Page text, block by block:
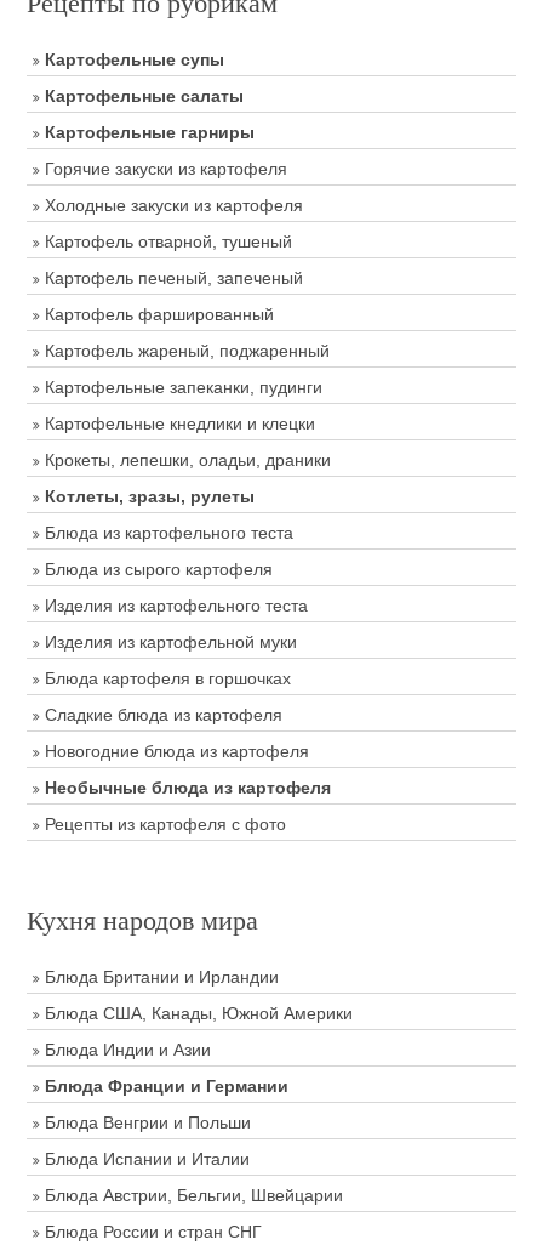
Картофельные супы
Картофельные салаты
Картофельные гарниры
Горячие закуски из картофеля
Холодные закуски из картофеля
Картофель отварной, тушеный
Картофель печеный, запеченый
Картофель фаршированный
Картофель жареный, поджаренный
Картофельные запеканки, пудинги
Картофельные кнедлики и клецки
Крокеты, лепешки, оладьи, драники
Котлеты, зразы, рулеты
Блюда из картофельного теста
Блюда из сырого картофеля
Изделия из картофельного теста
Изделия из картофельной муки
Блюда картофеля в горшочках
Сладкие блюда из картофеля
Новогодние блюда из картофеля
Необычные блюда из картофеля
Рецепты из картофеля с фото
Кухня народов мира
Блюда Британии и Ирландии
Блюда США, Канады, Южной Америки
Блюда Индии и Азии
Блюда Франции и Германии
Блюда Венгрии и Польши
Блюда Испании и Италии
Блюда Австрии, Бельгии, Швейцарии
Блюда России и стран СНГ